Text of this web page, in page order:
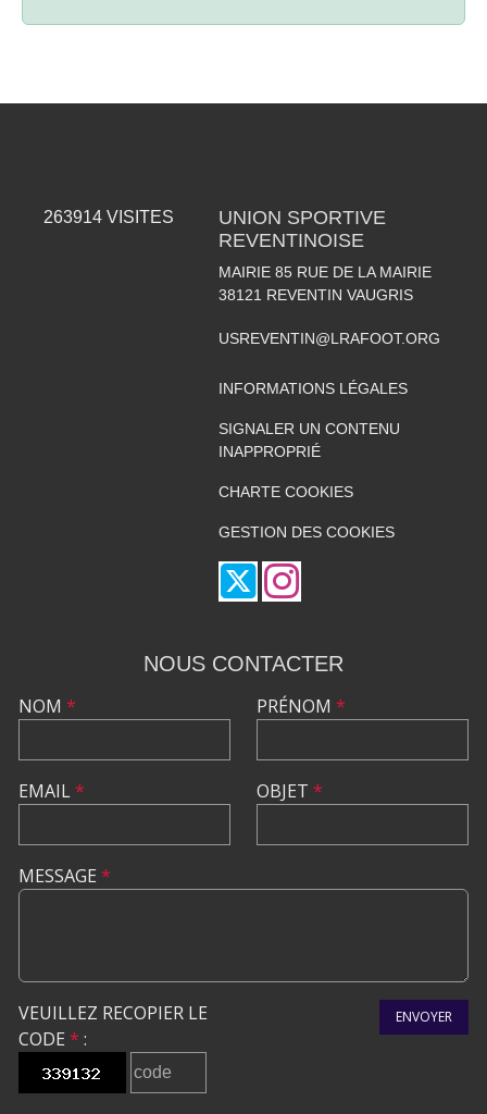
263914 VISITES
UNION SPORTIVE
REVENTINOISE
MAIRIE 85 RUE DE LA MAIRIE
38121 REVENTIN VAUGRIS
USREVENTIN@LRAFOOT.ORG
INFORMATIONS LÉGALES
SIGNALER UN CONTENU
INAPPROPRIÉ
CHARTE COOKIES
GESTION DES COOKIES
NOUS CONTACTER
NOM *
EMAIL*
PRÉNOM *
OBJET *
MESSAGE *
VEUILLEZ RECOPIER LE
CODE * :
ENVOYER